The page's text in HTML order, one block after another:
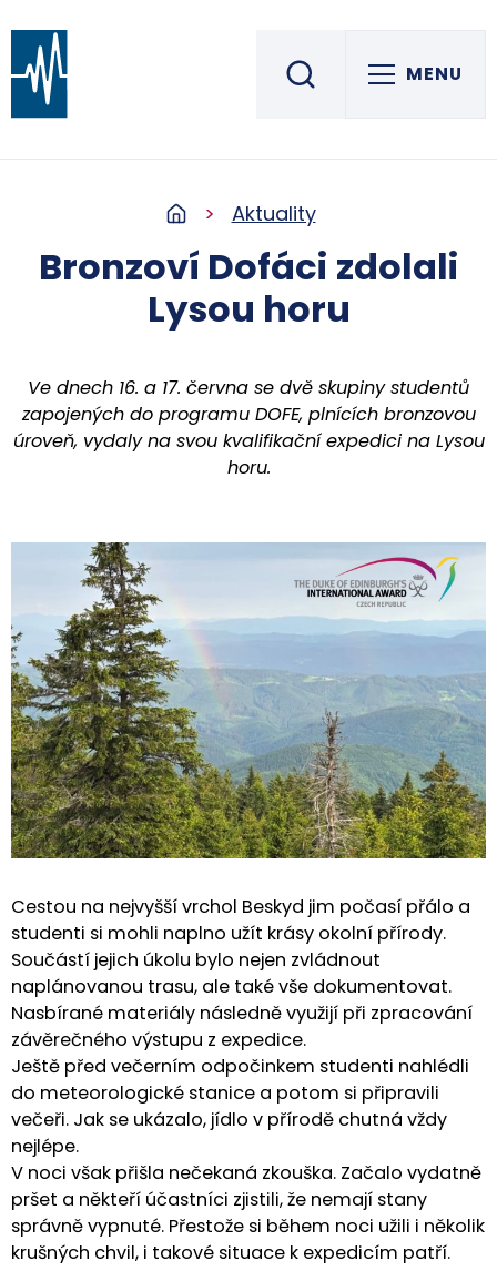
Střední škola informatiky, elektrotechniky a řemesel
ROŽNOV POD RADHOŠTĚM MENU
Aktuality
Bronzoví Dofáci zdolali
Lysou horu
Ve dnech 16. a 17. června se dvě skupiny studentů
zapojených do programu DOFE, plnících bronzovou
úroveň, vydaly na svou kvalifikační expedici na Lysou
horu.
Cestou na nejvyšší vrchol Beskyd jim počasí přálo a
studenti si mohli naplno užít krásy okolní přírody.
Součástí jejich úkolu bylo nejen zvládnout
naplánovanou trasu, ale také vše dokumentovat.
Nasbírané materiály následně využijí při zpracování
závěrečného výstupu z expedice.
Ještě před večerním odpočinkem studenti nahlédli
do meteorologické stanice a potom si připravili
večeři. Jak se ukázalo, jídlo v přírodě chutná vždy
nejlépe.
V noci však přišla nečekaná zkouška. Začalo vydatně
pršet a někteří účastníci zjistili, že nemají stany
správně vypnuté. Přestože si během noci užili i několik
krušných chvil, i takové situace k expedicím patří.